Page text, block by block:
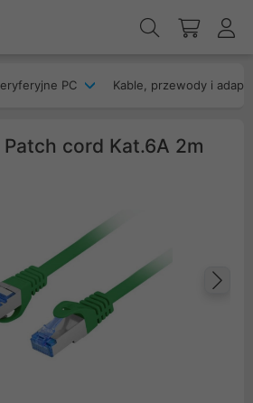
PC Kable, przewody i
cord Kat.6A 2m